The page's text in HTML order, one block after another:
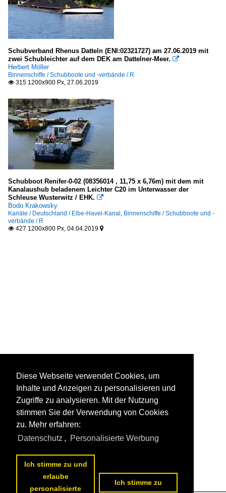
Schubverband Rhenus Datteln (ENI:02321727) am 27.06.2019 mit
zwei Schubleichter auf dem DEK am Dattelner-Meer. 
Herbert Möller
Binnenschiffe / Schubboote und -verbände / R
 315 1200x900 Px, 27.06.2019
Schubboot Renifer-0-02 (08356014 , 11,75 x 6,76m) mit dem mit
Kanalaushub beladenem Leichter C20 im Unterwasser der
Schleuse Wusterwitz / EHK. 
Bodo Krakowsky
Kanäle / Deutschland / Elbe-Havel-Kanal, Binnenschiffe / Schubboote und -
verbände / R
 427 1200x800 Px, 04.04.2019 
Diese Webseite verwendet Cookies, um
Inhalte und Anzeigen zu personalisieren und
Zugriffe zu analysieren. Mit der Nutzung
stimmen Sie der Verwendung von Cookies
zu. Mehr erfahren:
Datenschutz , Personalisierte Werbung
Ich stimme zu und
erlaube
personalisierte
Ich stimme zu